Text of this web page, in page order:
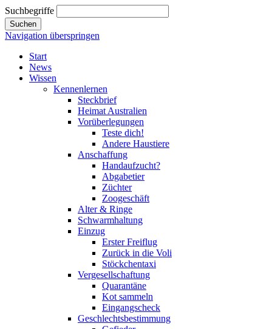
Suchbegriffe
Suchen
Navigation überspringen
Start
News
Wissen
Kennenlernen
Steckbrief
Heimat Australien
Vorüberlegungen
Teste dich!
Andere Haustiere
Anschaffung
Handaufzucht?
Abgabetier
Züchter
Zoogeschäft
Alter & Ringe
Schwarmhaltung
Einzug
Erster Freiflug
Zurück in die Voli
Stöckchentaxi
Vergesellschaftung
Quarantäne
Kot sammeln
Eingangscheck
Geschlechtsbestimmung